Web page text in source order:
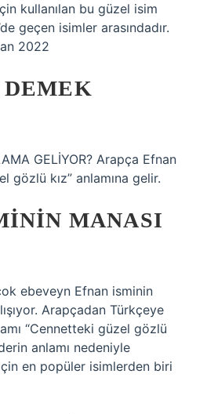
kullanılan bu güzel isim
geçen isimler arasındadır.
2022
DEMEK
GELİYOR? Arapça Efnan
gözlü kız” anlamına gelir.
MANASI
ebeveyn Efnan isminin
Arapçadan Türkçeye
“Cennetteki güzel gözlü
anlamı nedeniyle
en popüler isimlerden biri